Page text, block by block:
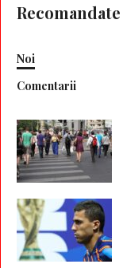
Recomandate
Noi
Comentarii